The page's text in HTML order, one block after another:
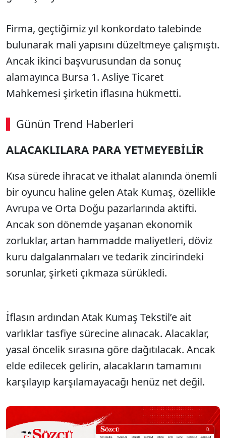
Firma, geçtiğimiz yıl konkordato talebinde
bulunarak mali yapısını düzeltmeye çalışmıştı.
Ancak ikinci başvurusundan da sonuç
alamayınca Bursa 1. Asliye Ticaret
Mahkemesi şirketin iflasına hükmetti.
Günün Trend Haberleri
ALACAKLILARA PARA YETMEYEBİLİR
Kısa sürede ihracat ve ithalat alanında önemli
bir oyuncu haline gelen Atak Kumaş, özellikle
Avrupa ve Orta Doğu pazarlarında aktifti.
Ancak son dönemde yaşanan ekonomik
zorluklar, artan hammadde maliyetleri, döviz
kuru dalgalanmaları ve tedarik zincirindeki
sorunlar, şirketi çıkmaza sürükledi.
İflasın ardından Atak Kumaş Tekstil’e ait
varlıklar tasfiye sürecine alınacak. Alacaklar,
yasal öncelik sırasına göre dağıtılacak. Ancak
elde edilecek gelirin, alacakların tamamını
karşılayıp karşılamayacağı henüz net değil.